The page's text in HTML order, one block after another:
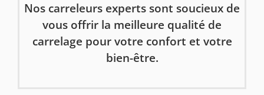
Nos carreleurs experts sont soucieux de
vous offrir la meilleure qualité de
carrelage pour votre confort et votre
bien-être.